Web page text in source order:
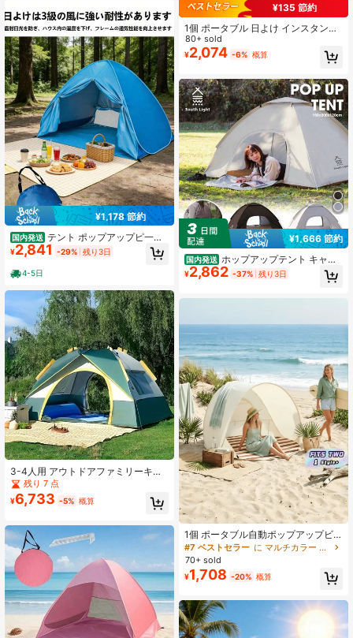
¥1,178 節約
国内発送 テント ポップアップピ一チ
テント、折りたたみ式簡単速開き自
動開閉、ポ一タプル、軽量 屋外ビー
チテント 紫外線カット日除けシェー
ド 家族で使えるキャンプ海水浴用 軽
量コンパクトアウトドアテント
¥2,841 -29% 残り3日
4-5日
3-4人用 アウトドアファミリーキャ
ンプテント、ダブルドア&ウィンドウ
設計、擬似二重構造、モスキートネ
ット付き簡単ポップアップキャンプ
軽量&簡単設営、オールシーズン対
応、アウトドアアドベンチャーに最
適な広々としたテント
残り 7 点
¥6,733 -5% 概算
¥135 節約
1個 ポータブル 日よけ インスタント
ポップアップ 大空間 通気性 快適 防
水 手持ち 家族用ビーチテント 室内
外キャンプ対応 3-4人用 夏の旅行キ
80+ sold
¥2,074 -6% 概算
¥1,666 節約
国内発送 ホップアップテント キャン
プ 折り畳み 2人用 軽量 簡単 高さ120
×幅200×奥150㎝ uvカット 防風水虫
¥2,862 -37% 残り3日
1個 ポータブル自動ポップアップビ
ーチテント 2秒で設置可能 2人用 コ
ンパクト収納バッグ付き ビーチ ピク
ニック 公園 ファミリーレジャー 夏
アウトドアキャンプギア
#7 ベストセラー
に マルチカラー キャンプ用テント
70+ sold
¥1,708 -20% 概算